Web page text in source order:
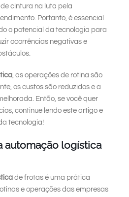
cintura na luta pela
Portanto, é essencial
o potencial da tecnologia para
ocorrências negativas e
, as operações de rotina são
os custos são reduzidos e a
Então, se você quer
continue lendo este artigo e
tecnologia!
automação logística
de frotas é uma prática
e operações das empresas